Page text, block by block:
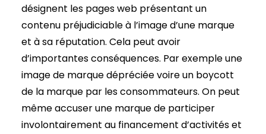
désignent les pages web présentant un
contenu préjudiciable à l’image d’une marque
et à sa réputation. Cela peut avoir
d’importantes conséquences. Par exemple une
image de marque dépréciée voire un boycott
de la marque par les consommateurs. On peut
même accuser une marque de participer
involontairement au financement d’activités et